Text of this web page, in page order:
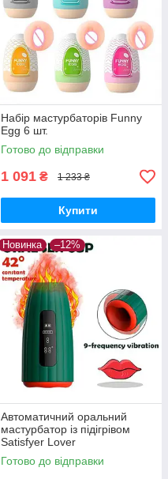
Набір мастурбаторів Funny
Egg 6 шт.
Готово до відправки
1 091 ₴ 1 233 ₴
Купити
Новинка –12%
Автоматичний оральний
мастурбатор із підігрівом
Satisfyer Lover
Готово до відправки